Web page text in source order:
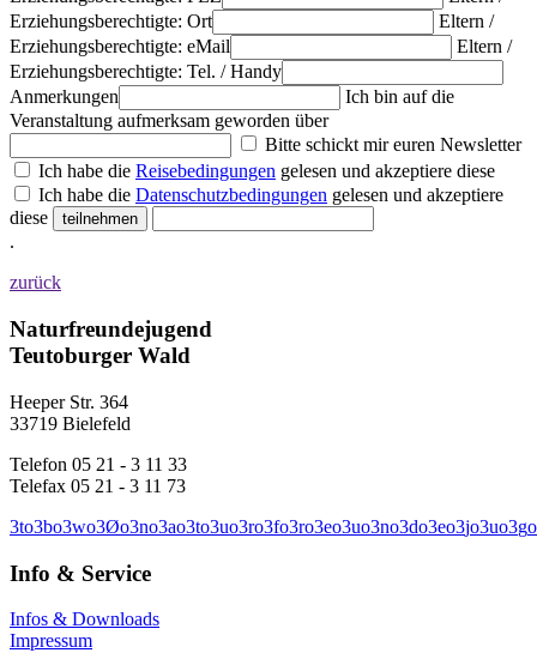
Erziehungsberechtigte: Ort
Eltern /
Erziehungsberechtigte: eMail
Eltern /
Erziehungsberechtigte: Tel. / Handy
Anmerkungen
Ich bin auf die
Veranstaltung aufmerksam geworden über
Bitte schickt mir euren Newsletter
Ich habe die Reisebedingungen gelesen und akzeptiere diese
Ich habe die Datenschutzbedingungen gelesen und akzeptiere
diese
.
zurück
Naturfreundejugend
Teutoburger Wald
Heeper Str. 364
33719 Bielefeld
Telefon 05 21 - 3 11 33
Telefax 05 21 - 3 11 73
3to3bo3wo3Øo3no3ao3to3uo3ro3fo3ro3eo3uo3no3do3eo3jo3uo3go
Info & Service
Infos & Downloads
Impressum